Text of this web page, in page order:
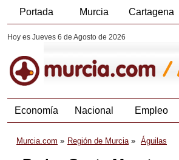
Portada Murcia Cartagena
Hoy es Jueves 6 de Agosto de 2026
Economía Nacional Empleo
Murcia.com Región de Murcia Águilas